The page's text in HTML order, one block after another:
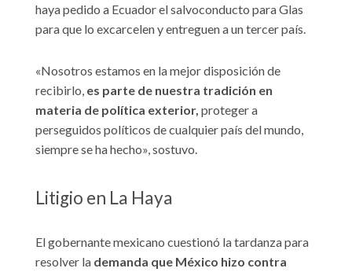
haya pedido a Ecuador el salvoconducto para Glas
para que lo excarcelen y entreguen a un tercer país.
«Nosotros estamos en la mejor disposición de
recibirlo, es parte de nuestra tradición en
materia de política exterior, proteger a
perseguidos políticos de cualquier país del mundo,
siempre se ha hecho», sostuvo.
Litigio en La Haya
El gobernante mexicano cuestionó la tardanza para
resolver la demanda que México hizo contra